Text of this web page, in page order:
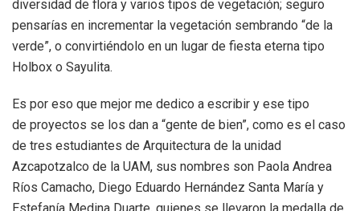
diversidad de flora y varios tipos de vegetación; seguro
pensarías en incrementar la vegetación sembrando “de la
verde”, o convirtiéndolo en un lugar de fiesta eterna tipo
Holbox o Sayulita.
Es por eso que mejor me dedico a escribir y ese tipo
de proyectos se los dan a “gente de bien”, como es el caso
de tres estudiantes de Arquitectura de la unidad
Azcapotzalco de la UAM, sus nombres son Paola Andrea
Ríos Camacho, Diego Eduardo Hernández Santa María y